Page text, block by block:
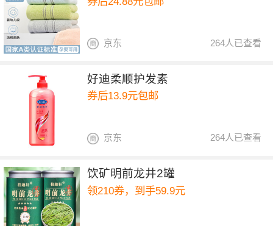
264人已查看
京东
好迪柔顺护发素
券后13.9元包邮
264人已查看
京东
饮矿明前龙井2罐
领210券，到手59.9元